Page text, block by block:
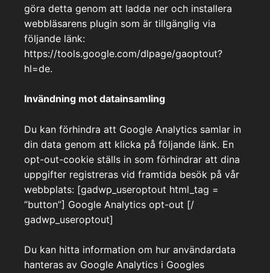
göra detta genom att ladda ner och installera
webbläsarens plugin som är tillgänglig via
följande länk:
https://tools.google.com/dlpage/gaoptout?
hl=de.
Invändning mot datainsamling
Du kan förhindra att Google Analytics samlar in
din data genom att klicka på följande länk. En
opt-out-cookie ställs in som förhindrar att dina
uppgifter registreras vid framtida besök på vår
webbplats: [gadwp_useroptout html_tag =
”button”] Google Analytics opt-out [/
gadwp_useroptout]
Du kan hitta information om hur användardata
hanteras av Google Analytics i Googles